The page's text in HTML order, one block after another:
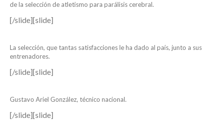
de la selección de atletismo para parálisis cerebral.
[/slide][slide]
La selección, que tantas satisfacciones le ha dado al país, junto a sus
entrenadores.
[/slide][slide]
Gustavo Ariel González, técnico nacional.
[/slide][slide]